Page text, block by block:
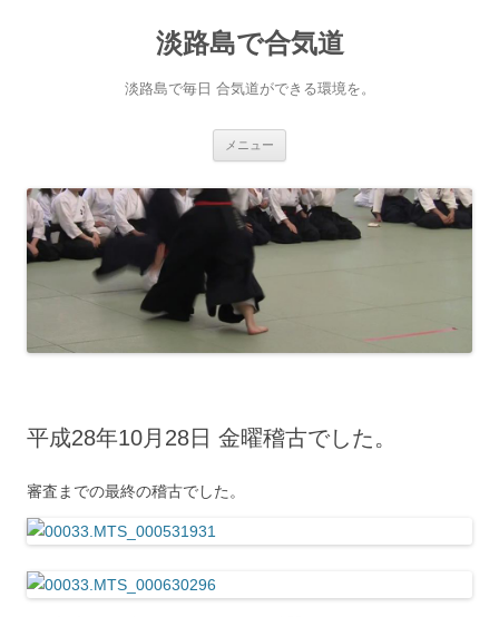
淡路島で合気道
淡路島で毎日 合気道ができる環境を。
メニュー
平成28年10月28日 金曜稽古でした。
審査までの最終の稽古でした。